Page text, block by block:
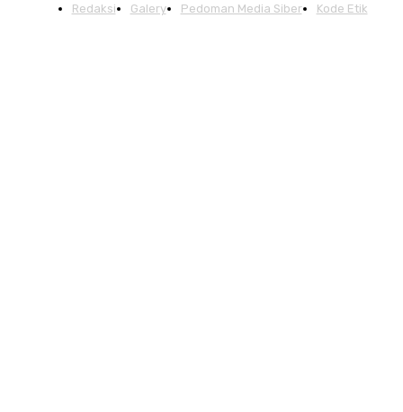
Redaksi
Galery Pedoman Media Siber Kode Etik